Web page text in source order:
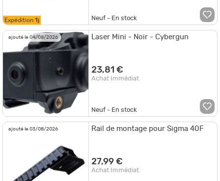
Expédition 1j Neuf - En stock
ajouté le 04/08/2026 Laser Mini - Noir - Cybergun
23,81 €
Achat Immédiat
Neuf - En stock
ajouté le 03/08/2026 Rail de montage pour Sigma 40F
27,99 €
Achat Immédiat